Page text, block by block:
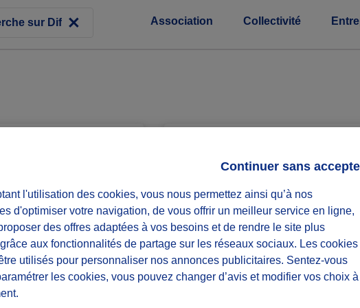
Association Collectivité
Mohamed A.
Pas encore de
Faty A.
Pas encore de
l'utilisation des cookies, vous nous permettez ainsi qu’à nos
d'optimiser votre navigation, de vous offrir un meilleur service en ligne,
des offres adaptées à vos besoins et de rendre le site plus
aux fonctionnalités de partage sur les réseaux sociaux. Les cookies
utilisés pour personnaliser nos annonces publicitaires. Sentez-vous
les cookies, vous pouvez changer d’avis et modifier vos choix à
Continuer sans